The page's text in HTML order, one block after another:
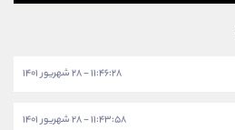
۱۱:۴۶:۲۸ - ۲۸ شهریور ۱۴۰۱
۱۱:۴۳:۵۸ - ۲۸ شهریور ۱۴۰۱